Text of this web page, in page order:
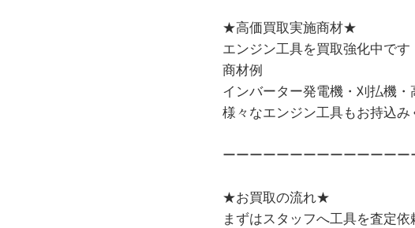
★高価買取実施商材★
エンジン工具を買取強化中で
商材例
インバーター発電機・刈払機
様々なエンジン工具もお持込み
ーーーーーーーーーーーーー
★お買取の流れ★
まずはスタッフへ工具を査定依